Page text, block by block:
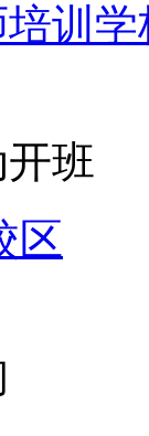
训学
班
区